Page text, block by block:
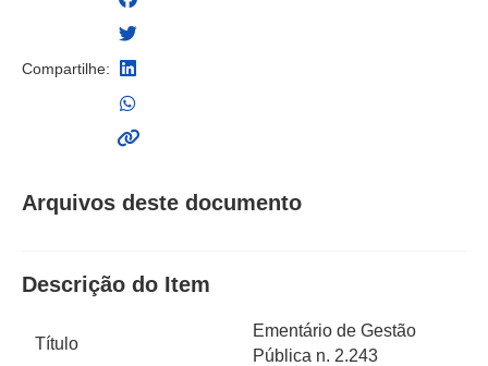
Compartilhe:
Arquivos deste documento
Descrição do Item
Título
Ementário de Gestão
Pública n. 2.243